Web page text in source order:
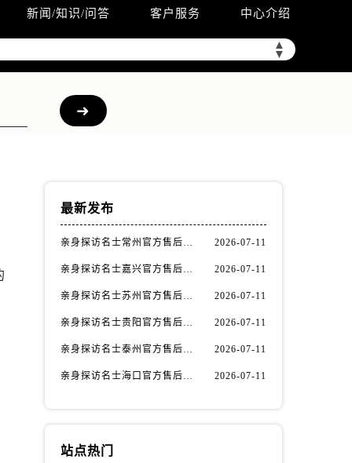
新闻/知识/问答 客户服务 中心介绍
▲
▼
最新发布
亲身探访名士常州官方售后服务中心｜全新官方服务电话与地址（2026年7月最新） 2026-07-11
亲身探访名士嘉兴官方售后服务中心｜全新地址和售后电话（2026年7月最新） 2026-07-11
亲身探访名士苏州官方售后服务中心｜服务热线与门店详细地址（2026年7月最新） 2026-07-11
亲身探访名士贵阳官方售后服务中心｜网点地址与电话（2026年7月最新） 2026-07-11
亲身探访名士泰州官方售后服务中心｜最新网点地址及热线（2026年7月最新） 2026-07-11
亲身探访名士海口官方售后服务中心｜全部地址与售后电话（2026年7月最新） 2026-07-11
站点热门